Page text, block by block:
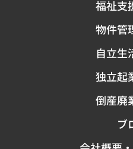
福祉支
物件管
自立生
独立起
倒産廃
ブ